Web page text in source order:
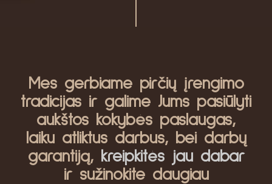
Mes gerbiame pirčių įrengimo
tradicijas ir galime Jums pasiūlyti
aukštos kokybės paslaugas,
laiku atliktus darbus, bei darbų
garantiją, kreipkitės jau dabar
ir sužinokite daugiau